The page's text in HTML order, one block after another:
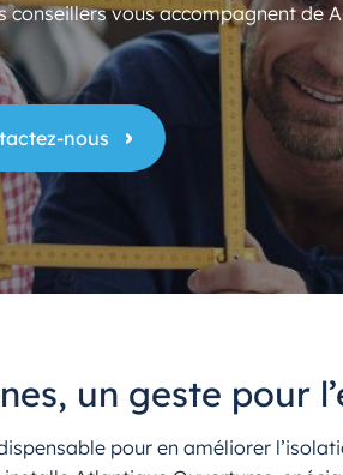
conseillers vous accompagnent de
nous
un geste pour
pour en améliorer